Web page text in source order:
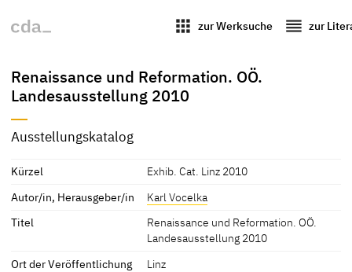
apps zur Werksuche reorder zur
Renaissance und Reformation. OÖ.
Landesausstellung 2010
Ausstellungskatalog
Kürzel
Exhib. Cat. Linz 2010
Autor/in, Herausgeber/in
Karl Vocelka
Titel
Renaissance und Reformation. OÖ.
Landesausstellung 2010
Ort der Veröffentlichung
Linz